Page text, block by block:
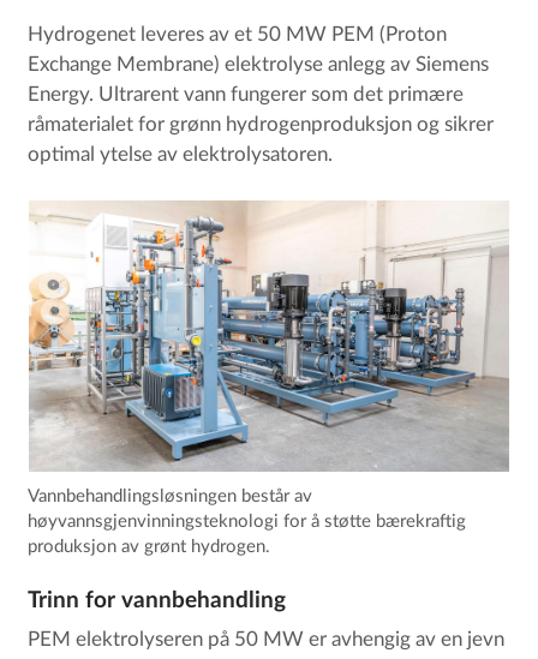
Hydrogenet leveres av et 50 MW PEM (Proton
Exchange Membrane) elektrolyse anlegg av Siemens
Energy. Ultrarent vann fungerer som det primære
råmaterialet for grønn hydrogenproduksjon og sikrer
optimal ytelse av elektrolysatoren.
Vannbehandlingsløsningen består av
høyvannsgjenvinningsteknologi for å støtte bærekraftig
produksjon av grønt hydrogen.
Trinn for vannbehandling
PEM elektrolyseren på 50 MW er avhengig av en jevn